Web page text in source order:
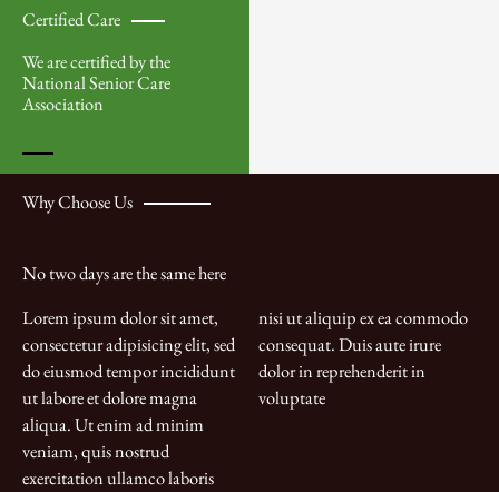
Why Choose Us
No two days are the same here
Lorem ipsum dolor sit amet,
consectetur adipisicing elit, sed
do eiusmod tempor incididunt
ut labore et dolore magna
aliqua. Ut enim ad minim
veniam, quis nostrud
exercitation ullamco laboris
nisi ut aliquip ex ea commodo
consequat. Duis aute irure
dolor in reprehenderit in
voluptate
Certified Care
We are certified by the
National Senior Care
Association